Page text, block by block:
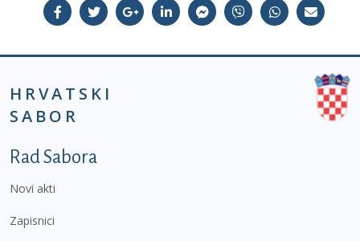
HRVATSKI
SABOR
Podnožje prvi izbornik
Rad Sabora
Novi akti
Zapisnici